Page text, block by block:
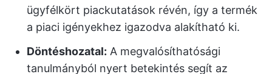
ügyfélkört piackutatások révén, így a termék
a piaci igényekhez igazodva alakítható ki.
Döntéshozatal: A megvalósíthatósági
tanulmányból nyert betekintés segít az